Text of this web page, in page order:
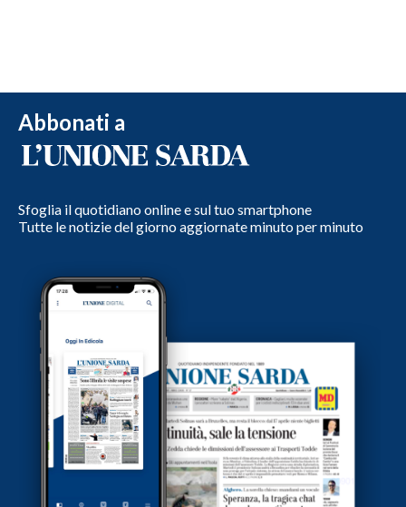
Abbonati a
Sfoglia il quotidiano online e sul tuo smartphone
Tutte le notizie del giorno aggiornate minuto per minuto